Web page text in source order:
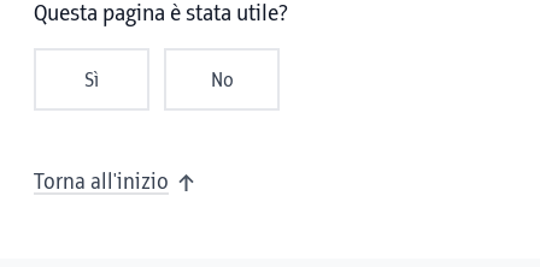
Questa pagina è stata utile?
Sì No
Torna all'inizio